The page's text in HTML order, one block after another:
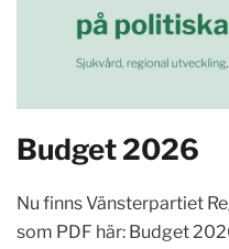
Budget 2026
Nu finns Vänsterpartiet
som PDF här: Budget